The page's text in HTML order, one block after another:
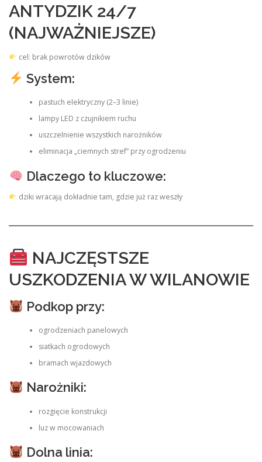
ANTYDZIK 24/7
(NAJWAŻNIEJSZE)
cel: brak powrotów dzików
System:
pastuch elektryczny (2–3 linie)
lampy LED z czujnikiem ruchu
uszczelnienie wszystkich narożników
eliminacja „ciemnych stref” przy ogrodzeniu
Dlaczego to kluczowe:
dziki wracają dokładnie tam, gdzie już raz weszły
NAJCZĘSTSZE
USZKODZENIA W WILANOWIE
Podkop przy:
ogrodzeniach panelowych
siatkach ogrodowych
bramach wjazdowych
Narożniki:
rozgięcie konstrukcji
luz w mocowaniach
Dolna linia: